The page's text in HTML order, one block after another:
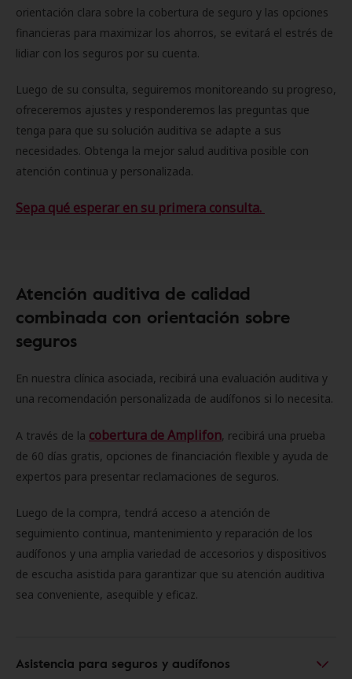
orientación clara sobre la cobertura de seguro y las opciones
financieras para maximizar los ahorros, se evitará el estrés de
lidiar con los seguros por su cuenta.
Luego de su consulta, seguiremos monitoreando su progreso,
ofreceremos ajustes y responderemos las preguntas que
tenga para que su solución auditiva se adapte a sus
necesidades. Obtenga la mejor salud auditiva posible con
atención continua y personalizada.
Sepa qué esperar en su primera consulta.
Atención auditiva de calidad
combinada con orientación sobre
seguros
En nuestra clínica asociada, recibirá una evaluación auditiva y
una recomendación personalizada de audífonos si lo necesita.
A través de la cobertura de Amplifon, recibirá una prueba
de 60 días gratis, opciones de financiación flexible y ayuda de
expertos para presentar reclamaciones de seguros.
Luego de la compra, tendrá acceso a atención de
seguimiento continua, mantenimiento y reparación de los
audífonos y una amplia variedad de accesorios y dispositivos
de escucha asistida para garantizar que su atención auditiva
sea conveniente, asequible y eficaz.
Asistencia para seguros y audífonos